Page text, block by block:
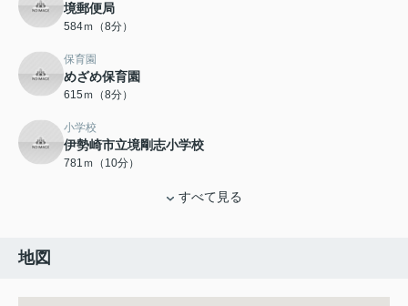
境郵便局
584ｍ（8分）
保育園
めざめ保育園
615ｍ（8分）
小学校
伊勢崎市立境剛志小学校
781ｍ（10分）
すべて見る
地図